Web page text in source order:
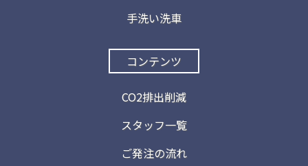
手洗い洗車
コンテンツ
CO2排出削減
スタッフ一覧
ご発注の流れ